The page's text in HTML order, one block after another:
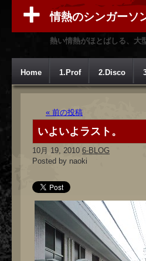
情熱のシンガーソ
熱い情熱がほとばしる、大
Home 1.Prof 2.Disco
« 前の投稿
いよいよラスト。
10月 19, 2010 6-BLOG
Posted by naoki